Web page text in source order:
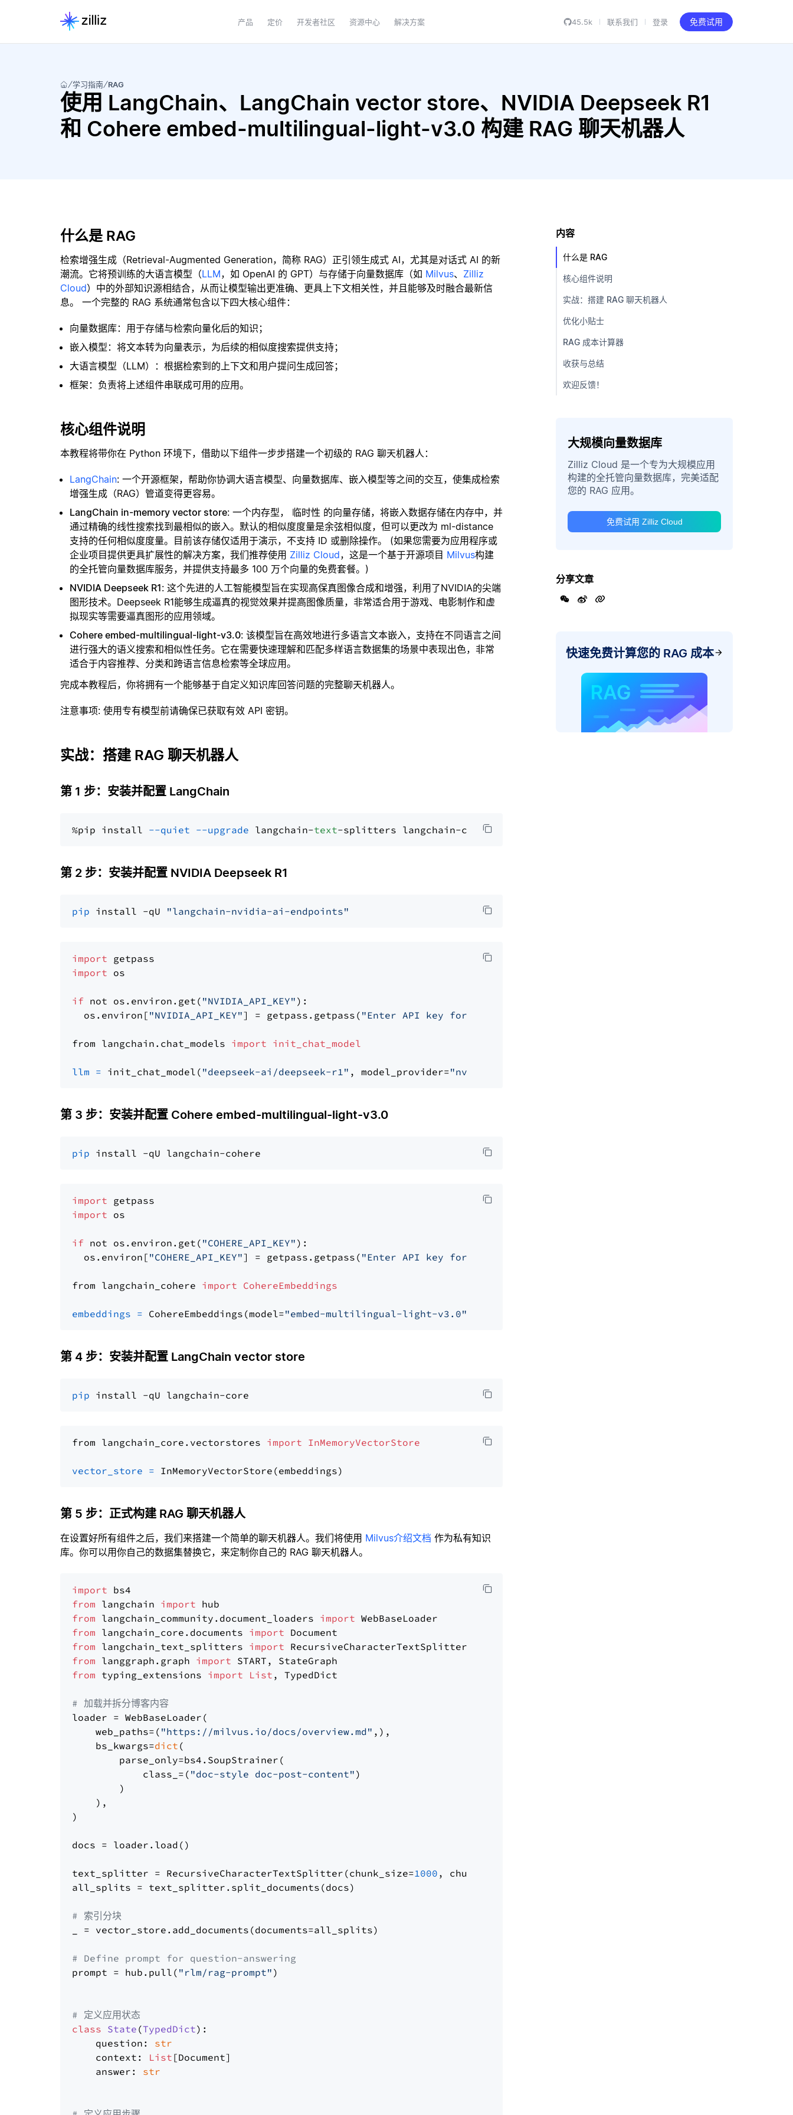
产品 定价 开发者社区 资源中心 解决方案 45.5k 联系我们 登录 免费试用
学习指南 RAG
使用 LangChain、LangChain vector store、NVIDIA Deepseek R1
和 Cohere embed-multilingual-light-v3.0 构建 RAG 聊天机器人
什么是 RAG
检索增强生成（Retrieval-Augmented Generation，简称 RAG）正引领生成式 AI，尤其是对话式 AI 的新
潮流。它将预训练的大语言模型（LLM，如 OpenAI 的 GPT）与存储于向量数据库（如 Milvus、 Zilliz
Cloud）中的外部知识源相结合，从而让模型输出更准确、更具上下文相关性，并且能够及时融合最新信
息。 一个完整的 RAG 系统通常包含以下四大核心组件：
向量数据库：用于存储与检索向量化后的知识；
嵌入模型：将文本转为向量表示，为后续的相似度搜索提供支持；
大语言模型（LLM）：根据检索到的上下文和用户提问生成回答；
框架：负责将上述组件串联成可用的应用。
核心组件说明
本教程将带你在 Python 环境下，借助以下组件一步步搭建一个初级的 RAG 聊天机器人：
LangChain: 一个开源框架，帮助你协调大语言模型、向量数据库、嵌入模型等之间的交互，使集成检索
增强生成（RAG）管道变得更容易。
LangChain in-memory vector store: 一个内存型， 临时性 的向量存储，将嵌入数据存储在内存中，并
通过精确的线性搜索找到最相似的嵌入。默认的相似度度量是余弦相似度，但可以更改为 ml-distance
支持的任何相似度度量。目前该存储仅适用于演示，不支持 ID 或删除操作。 (如果您需要为应用程序或
企业项目提供更具扩展性的解决方案，我们推荐使用 Zilliz Cloud，这是一个基于开源项目 Milvus构建
的全托管向量数据库服务，并提供支持最多 100 万个向量的免费套餐。)
NVIDIA Deepseek R1: 这个先进的人工智能模型旨在实现高保真图像合成和增强，利用了NVIDIA的尖端
图形技术。Deepseek R1能够生成逼真的视觉效果并提高图像质量，非常适合用于游戏、电影制作和虚
拟现实等需要逼真图形的应用领域。
Cohere embed-multilingual-light-v3.0: 该模型旨在高效地进行多语言文本嵌入，支持在不同语言之间
进行强大的语义搜索和相似性任务。它在需要快速理解和匹配多样语言数据集的场景中表现出色，非常
适合于内容推荐、分类和跨语言信息检索等全球应用。
完成本教程后，你将拥有一个能够基于自定义知识库回答问题的完整聊天机器人。
注意事项: 使用专有模型前请确保已获取有效 API 密钥。
实战：搭建 RAG 聊天机器人
第 1 步：安装并配置 LangChain
%pip install --quiet --upgrade langchain-text
第 2 步：安装并配置 NVIDIA Deepseek R1
pip install -qU "langchain-nvidia-ai-endpoints"
import
import os
if not os.environ.get( "NVIDIA_API_KEY" ):
  os.environ[
"NVIDIA_API_KEY"] = getpass.getpass( "Enter API key for NVIDIA: "
from langchain.chat_models import init_chat_model
llm = init_chat_model( "deepseek-ai/deepseek-r1" , model_provider="nvidia"
第 3 步：安装并配置 Cohere embed-multilingual-light-v3.0
pip
import
import os
if not os.environ.get( "COHERE_API_KEY" ):
  os.environ[
"COHERE_API_KEY"] = getpass.getpass( "Enter API key for Cohere: "
from langchain_cohere import CohereEmbeddings
embeddings = CohereEmbeddings(model="embed-multilingual-light-v3.0"
第 4 步：安装并配置 LangChain vector store
pip
from langchain_core.vectorstores import InMemoryVectorStore
vector_store =
第 5 步：正式构建 RAG 聊天机器人
在设置好所有组件之后，我们来搭建一个简单的聊天机器人。我们将使用 Milvus介绍文档 作为私有知识
库。你可以用你自己的数据集替换它，来定制你自己的 RAG 聊天机器人。
import
from langchain import
from langchain_community.document_loaders import
from langchain_core.documents import
from langchain_text_splitters import
from langgraph.graph import
from typing_extensions import List , TypedDict
# 加载并拆分博客内容
loader = WebBaseLoader(
    web_paths=(
"https://milvus.io/docs/overview.md" ,),
    bs_kwargs=
dict (
        parse_only=bs4.SoupStrainer(
            class_=(
"doc-style doc-post-content" )
        )
    ),
)
docs = loader.load()
text_splitter = RecursiveCharacterTextSplitter(chunk_size=1000 , chunk_overlap=
all_splits = text_splitter.split_documents(docs)
# 索引分块
_ = vector_store.add_documents(documents=all_splits)
# Define prompt for question-answering
prompt = hub.pull( "rlm/rag-prompt" )
# 定义应用状态
class State (TypedDict):
    question:
str
    context:
List [Document]
    answer:
str
内容
什么是 RAG
核心组件说明
实战：搭建 RAG 聊天机器人
优化小贴士
RAG 成本计算器
收获与总结
欢迎反馈！
大规模向量数据库
Zilliz Cloud 是一个专为大规模应用
构建的全托管向量数据库，完美适配
您的 RAG 应用。
免费试用 Zilliz Cloud
分享文章
快速免费计算您的 RAG 成本